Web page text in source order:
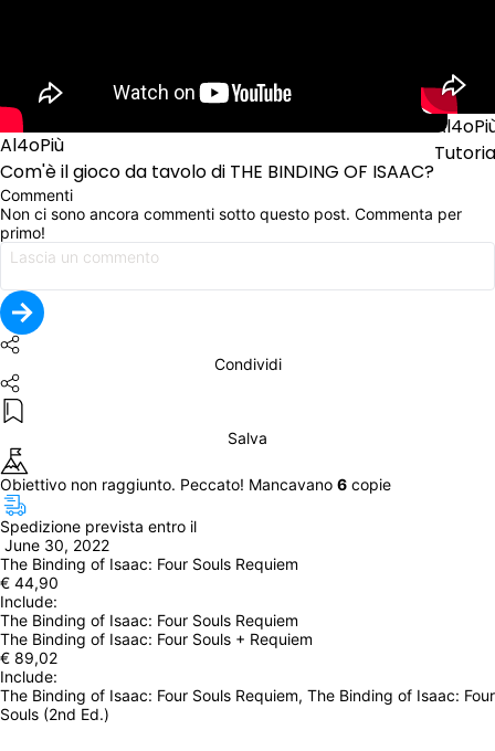
Al4oPiù
Com'è il gioco da tavolo di THE BINDING OF ISAAC?
Commenti
Non ci sono ancora commenti sotto questo post. Commenta per
primo!
Condividi
Salva
Obiettivo non raggiunto. Peccato! Mancavano 6 copie
Spedizione prevista entro il
June 30, 2022
The Binding of Isaac: Four Souls Requiem
€ 44,90
Include:
The Binding of Isaac: Four Souls Requiem
The Binding of Isaac: Four Souls + Requiem
€ 89,02
Include:
The Binding of Isaac: Four Souls Requiem, The Binding of Isaac: Four
Souls (2nd Ed.)